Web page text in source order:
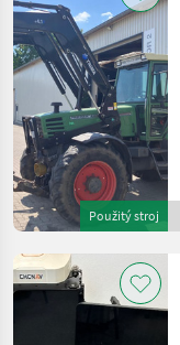
Použitý stroj